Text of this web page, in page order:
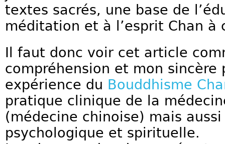
textes sacrés, une base de
méditation et à l’esprit Chan à
Il faut donc voir cet article
compréhension et mon sincère
expérience du Bouddhisme
pratique clinique de la
(médecine chinoise) mais
psychologique et spirituelle.